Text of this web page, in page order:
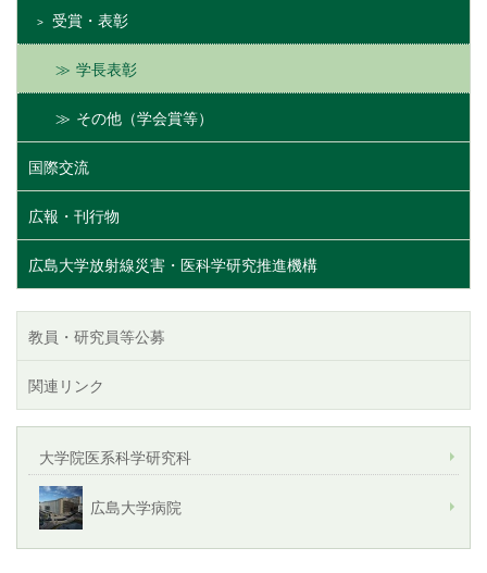
受賞・表彰
学長表彰
その他（学会賞等）
国際交流
広報・刊行物
広島大学放射線災害・医科学研究推進機構
教員・研究員等公募
関連リンク
大学院医系科学研究科
広島大学病院